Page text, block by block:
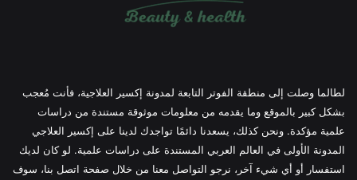
لطالما وصلت إلى منطقة الفوتر التابعة لمدونة إكسير العلاجية، فأنت مُعجب
بشكل كبير بالموقع وما يقدمه من معلومات موثوقة مستندة من دراسات
علمية مؤكدة. ونحن كذلك، يسعدنا دائمًا تواجدك لدينا على إكسير العلاجي
المدونة الأولى في العالم العربي المستندة على دراسات علمية. لو كان لديك
استفسار أو أي شيء آخر، نرجو التواصل معنا من خلال صفحة اتصل بنا، سوف